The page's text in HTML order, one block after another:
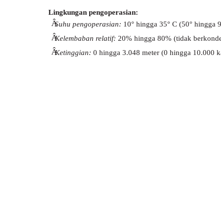
Lingkungan pengoperasian:
ÂSuhu pengoperasian: 10° hingga 35° C (50° hingga
ÂKelembaban relatif: 20% hingga 80% (tidak
ÂKetinggian: 0 hingga 3.048 meter (0 hingga 10.000